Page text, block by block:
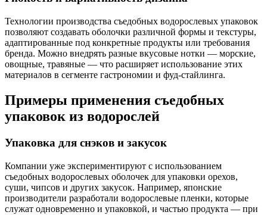
Технологии производства съедобных водорослевых упаковок
позволяют создавать оболочки различной формы и текстуры,
адаптированные под конкретные продукты или требования
бренда. Можно внедрять разные вкусовые нотки — морские,
овощные, травяные — что расширяет использование этих
материалов в сегменте гастрономии и фуд-стайлинга.
Примеры применения съедобных
упаковок из водорослей
Упаковка для снэков и закусок
Компании уже экспериментируют с использованием
съедобных водорослевых оболочек для упаковки орехов,
суши, чипсов и других закусок. Например, японские
производители разработали водорослевые пленки, которые
служат одновременно и упаковкой, и частью продукта — при